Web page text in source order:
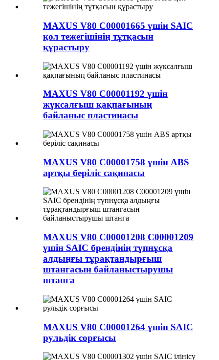
MAXUS V80 C00001665 үшін SAIC
қол тежегішінің тұтқасын
құрастыру
MAXUS V80 C00001192 үшін
жүксалғыш қақпағының
байланыс пластинасы
MAXUS V80 C00001758 үшін ABS
артқы беріліс сақинасы
MAXUS V80 C00001208 C00001209
үшін SAIC брендінің түпнұсқа
алдыңғы тұрақтандырғыш
штангасын байланыстырушы
штанга
MAXUS V80 C00001264 үшін SAIC
рульдік сорғысы